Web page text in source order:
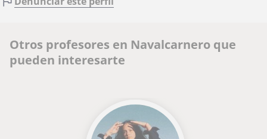
Otros profesores en Navalcarnero que
pueden interesarte